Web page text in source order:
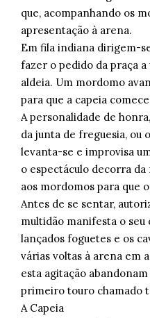
que, acompanhando os
apresentação à arena.
Em fila indiana dirigem-
fazer o pedido da praça
aldeia. Um mordomo
para que a capeia
A personalidade de
da junta de freguesia, ou
levanta-se e improvisa
o espectáculo decorra
aos mordomos para que
Antes de se sentar,
multidão manifesta o
lançados foguetes e os
várias voltas à arena em
esta agitação
primeiro touro chamado
A Capeia